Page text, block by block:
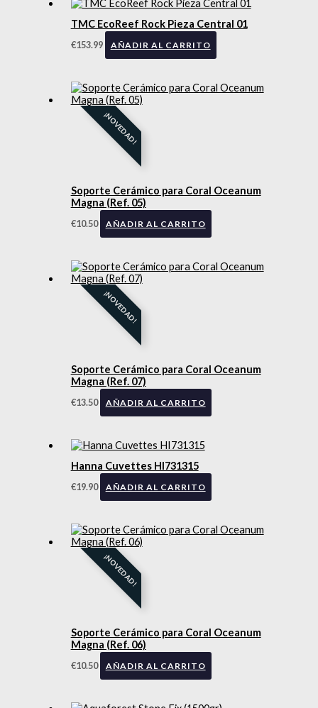
TMC EcoReef Rock Pieza Central 01
€153.99 AÑADIR AL CARRITO
¡NOVEDAD!
Soporte Cerámico para Coral Oceanum
Magna (Ref. 05)
€10.50 AÑADIR AL CARRITO
¡NOVEDAD!
Soporte Cerámico para Coral Oceanum
Magna (Ref. 07)
€13.50 AÑADIR AL CARRITO
Hanna Cuvettes HI731315
€19.90 AÑADIR AL CARRITO
¡NOVEDAD!
Soporte Cerámico para Coral Oceanum
Magna (Ref. 06)
€10.50 AÑADIR AL CARRITO